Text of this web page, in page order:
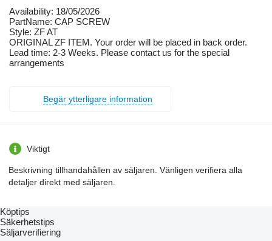
Availability: 18/05/2026
PartName: CAP SCREW
Style: ZF AT
ORIGINAL ZF ITEM. Your order will be placed in back order.
Lead time: 2-3 Weeks. Please contact us for the special
arrangements
Begär ytterligare information
Viktigt
Beskrivning tillhandahållen av säljaren. Vänligen verifiera alla
detaljer direkt med säljaren.
Köptips
Säkerhetstips
Säljarverifiering